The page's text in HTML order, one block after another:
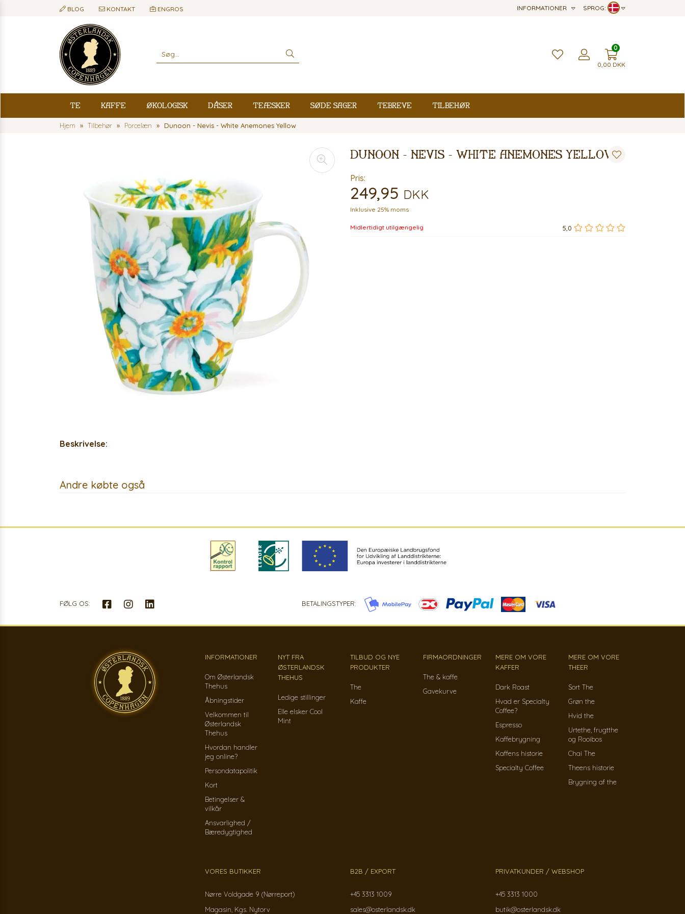
BLOG KONTAKT ENGROS SPROG:
INFORMATIONER
0,00 DKK
0
Te Kaffe Økologisk Dåser Teæsker Søde sager Tebreve Tilbehør
Hjem Tilbehør Porcelæn Dunoon - Nevis - White Anemones Yellow
Dunoon - Nevis - White Anemones Yellow
Pris:
249,95 DKK
Inklusive 25% moms
Midlertidigt utilgængelig 5,0
Beskrivelse:
Andre købte også
FØLG OS: BETALINGSTYPER:
INFORMATIONER
Om Østerlandsk
Thehus
Åbningstider
Velkommen til
Østerlandsk
Thehus
Hvordan handler
jeg online?
Persondatapolitik
Kort
Betingelser &
vilkår
Ansvarlighed /
Bæredygtighed
NYT FRA
ØSTERLANDSK
THEHUS
Ledige stillinger
Elle elsker Cool
Mint
TILBUD OG NYE
PRODUKTER
The
Kaffe
FIRMAORDNINGER
The & kaffe
Gavekurve
MERE OM VORE
KAFFER
Dark Roast
Hvad er Specialty
Coffee?
Espresso
Kaffebrygning
Kaffens historie
Specialty Coffee
MERE OM VORE
THEER
Sort The
Grøn the
Hvid the
Urtethe, frugtthe
og Rooibos
Chai The
Theens historie
Brygning af the
VORES BUTIKKER
Nørre Voldgade 9 (Nørreport)
Magasin, Kgs. Nytorv
B2B / EXPORT
+45 3313 1009
sales@osterlandsk.dk
PRIVATKUNDER / WEBSHOP
+45 3313 1000
butik@osterlandsk.dk